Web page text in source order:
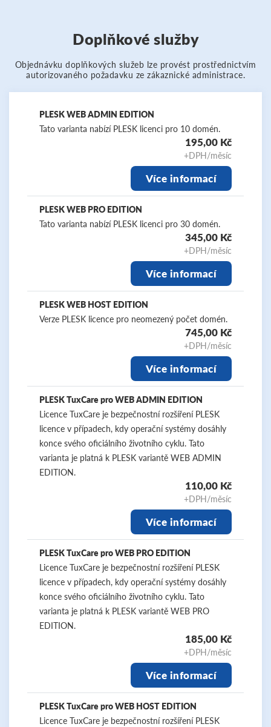
Doplňkové služby
Objednávku doplňkových služeb lze provést prostřednictvím
autorizovaného požadavku ze zákaznické administrace.
PLESK WEB ADMIN EDITION
Tato varianta nabízí PLESK licenci pro 10 domén.
195,00 Kč
+DPH/měsíc
Více informací
PLESK WEB PRO EDITION
Tato varianta nabízí PLESK licenci pro 30 domén.
345,00 Kč
+DPH/měsíc
Více informací
PLESK WEB HOST EDITION
Verze PLESK licence pro neomezený počet domén.
745,00 Kč
+DPH/měsíc
Více informací
PLESK TuxCare pro WEB ADMIN EDITION
Licence TuxCare je bezpečnostní rozšíření PLESK
licence v případech, kdy operační systémy dosáhly
konce svého oficiálního životního cyklu. Tato
varianta je platná k PLESK variantě WEB ADMIN
EDITION.
110,00 Kč
+DPH/měsíc
Více informací
PLESK TuxCare pro WEB PRO EDITION
Licence TuxCare je bezpečnostní rozšíření PLESK
licence v případech, kdy operační systémy dosáhly
konce svého oficiálního životního cyklu. Tato
varianta je platná k PLESK variantě WEB PRO
EDITION.
185,00 Kč
+DPH/měsíc
Více informací
PLESK TuxCare pro WEB HOST EDITION
Licence TuxCare je bezpečnostní rozšíření PLESK